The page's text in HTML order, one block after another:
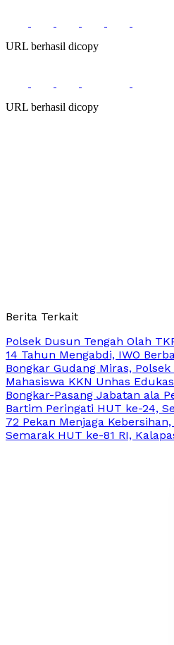
URL berhasil dicopy
URL berhasil dicopy
Berita Terkait
Polsek Dusun Tengah Olah
14 Tahun Mengabdi, IWO
Bongkar Gudang Miras,
Mahasiswa KKN Unhas
Bongkar-Pasang Jabatan ala
Bartim Peringati HUT ke-24,
72 Pekan Menjaga
Semarak HUT ke-81 RI,